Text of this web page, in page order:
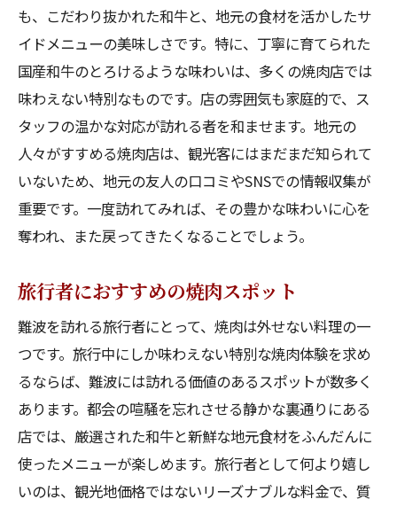
も、こだわり抜かれた和牛と、地元の食材を活かしたサ
イドメニューの美味しさです。特に、丁寧に育てられた
国産和牛のとろけるような味わいは、多くの焼肉店では
味わえない特別なものです。店の雰囲気も家庭的で、ス
タッフの温かな対応が訪れる者を和ませます。地元の
人々がすすめる焼肉店は、観光客にはまだまだ知られて
いないため、地元の友人の口コミやSNSでの情報収集が
重要です。一度訪れてみれば、その豊かな味わいに心を
奪われ、また戻ってきたくなることでしょう。
旅行者におすすめの焼肉スポット
難波を訪れる旅行者にとって、焼肉は外せない料理の一
つです。旅行中にしか味わえない特別な焼肉体験を求め
るならば、難波には訪れる価値のあるスポットが数多く
あります。都会の喧騒を忘れさせる静かな裏通りにある
店では、厳選された和牛と新鮮な地元食材をふんだんに
使ったメニューが楽しめます。旅行者として何より嬉し
いのは、観光地価格ではないリーズナブルな料金で、質